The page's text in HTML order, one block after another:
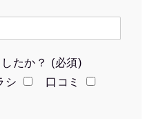
たか？ (必須)
シ 口コミ